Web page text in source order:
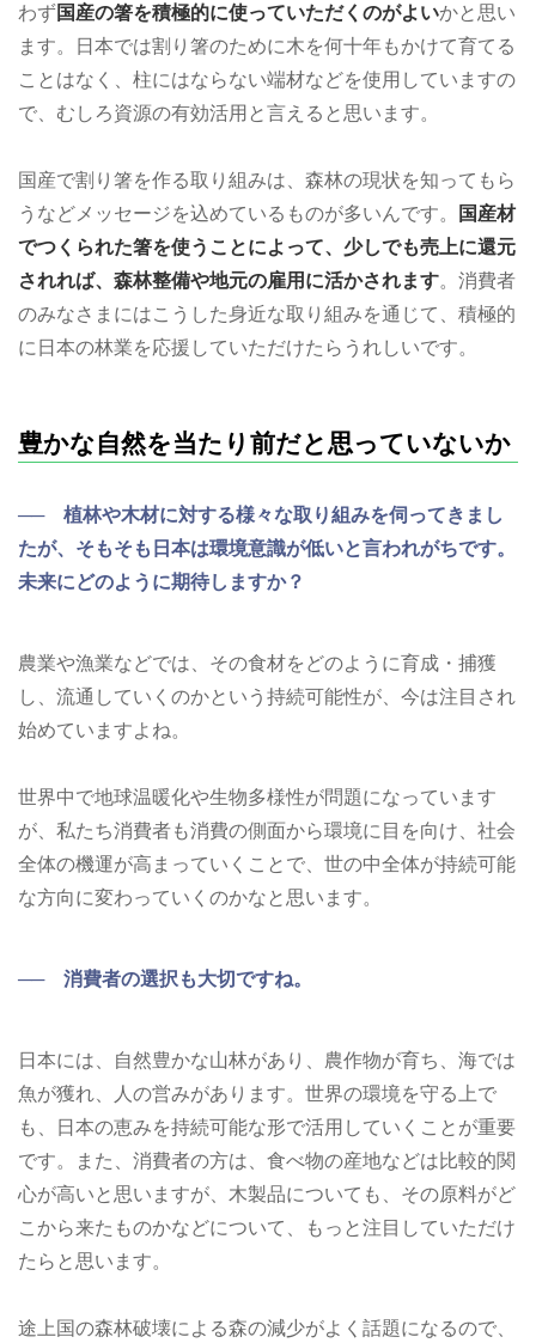
わず国産の箸を積極的に使っていただくのがよいかと思い
ます。日本では割り箸のために木を何十年もかけて育てる
ことはなく、柱にはならない端材などを使用していますの
で、むしろ資源の有効活用と言えると思います。
国産で割り箸を作る取り組みは、森林の現状を知ってもら
うなどメッセージを込めているものが多いんです。
国産材
でつくられた箸を使うことによって、少しでも売上に還元
されれば、森林整備や地元の雇用に活かされます。消費者
のみなさまにはこうした身近な取り組みを通じて、積極的
に日本の林業を応援していただけたらうれしいです。
豊かな自然を当たり前だと思っていないか
── 植林や木材に対する様々な取り組みを伺ってきまし
たが、そもそも日本は環境意識が低いと言われがちです。
未来にどのように期待しますか？
農業や漁業などでは、その食材をどのように育成・捕獲
し、流通していくのかという持続可能性が、今は注目され
始めていますよね。
世界中で地球温暖化や生物多様性が問題になっています
が、私たち消費者も消費の側面から環境に目を向け、社会
全体の機運が高まっていくことで、世の中全体が持続可能
な方向に変わっていくのかなと思います。
── 消費者の選択も大切ですね。
日本には、自然豊かな山林があり、農作物が育ち、海では
魚が獲れ、人の営みがあります。世界の環境を守る上で
も、日本の恵みを持続可能な形で活用していくことが重要
です。また、消費者の方は、食べ物の産地などは比較的関
心が高いと思いますが、木製品についても、その原料がど
こから来たものかなどについて、もっと注目していただけ
たらと思います。
途上国の森林破壊による森の減少がよく話題になるので、